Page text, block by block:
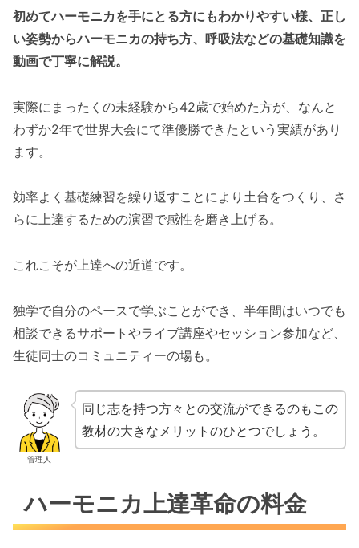
初めてハーモニカを手にとる方にもわかりやすい様、正し
い姿勢からハーモニカの持ち方、呼吸法などの基礎知識を
動画で丁寧に解説。
実際にまったくの未経験から42歳で始めた方が、なんと
わずか2年で世界大会にて準優勝できたという実績があり
ます。
効率よく基礎練習を繰り返すことにより土台をつくり、さ
らに上達するための演習で感性を磨き上げる。
これこそが上達への近道です。
独学で自分のペースで学ぶことができ、半年間はいつでも
相談できるサポートやライブ講座やセッション参加など、
生徒同士のコミュニティーの場も。
管理人
同じ志を持つ方々との交流ができるのもこの
教材の大きなメリットのひとつでしょう。
ハーモニカ上達革命の料金